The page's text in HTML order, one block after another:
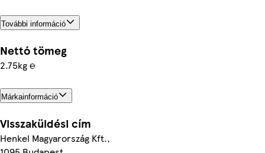
További információ
Nettó tömeg
2.75kg ℮
Márkainformáció
Visszaküldési cím
Henkel Magyarország Kft.,